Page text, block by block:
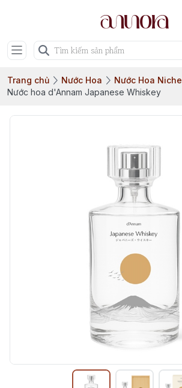
Trang chủ Nước Hoa
Nước Hoa Niche
Nước hoa d'Annam Japanese Whiskey